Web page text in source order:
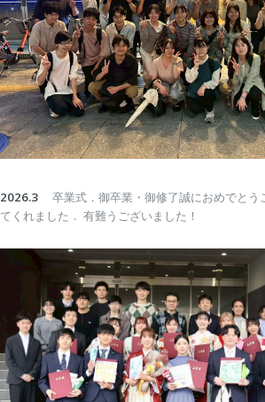
2026.3
卒業式．御卒業・御修了誠におめでとう
てくれました． 有難うございました！